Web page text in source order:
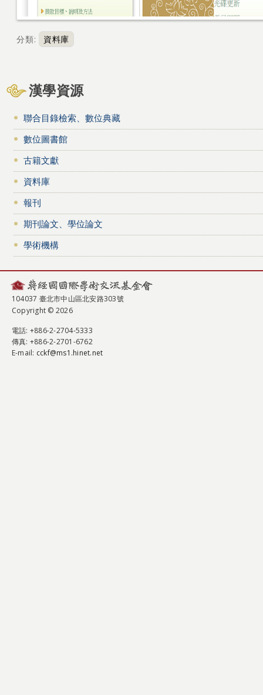
分類: 資料庫
漢學資源
聯合目錄檢索、數位典藏
數位圖書館
古籍文獻
資料庫
報刊
期刊論文、學位論文
學術機構
104037 臺北市中山區北安路303號
Copyright © 2026
電話: +886-2-2704-5333
傳真: +886-2-2701-6762
E-mail: cckf@ms1.hinet.net